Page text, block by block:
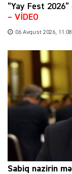
“Yay Fest
– VİDEO
06 Avqust 2026, 11:08
Sabiq nazirin